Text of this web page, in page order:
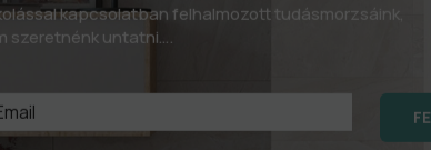
kapcsolatban felhalmozott tudásmorzsáink,
szeretnénk untatni….